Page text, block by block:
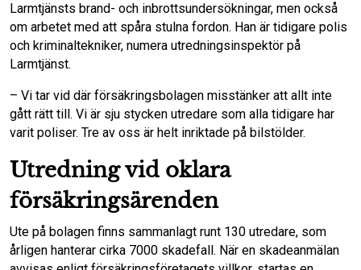
k n
Larmtjänsts brand- och inbrottsundersökningar, men också
om arbetet med att spåra stulna fordon. Han är tidigare polis
och kriminaltekniker, numera utredningsinspektör på
Larmtjänst.
– Vi tar vid där försäkringsbolagen misstänker att allt inte
gått rätt till. Vi är sju stycken utredare som alla tidigare har
varit poliser. Tre av oss är helt inriktade på bilstölder.
Utredning vid oklara
försäkringsärenden
Ute på bolagen finns sammanlagt runt 130 utredare, som
årligen hanterar cirka 7000 skadefall. När en skadeanmälan